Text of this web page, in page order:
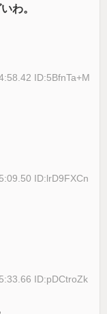
わ。
ID:5BfnTa+M
ID:lrD9FXCn
ID:pDCtroZk